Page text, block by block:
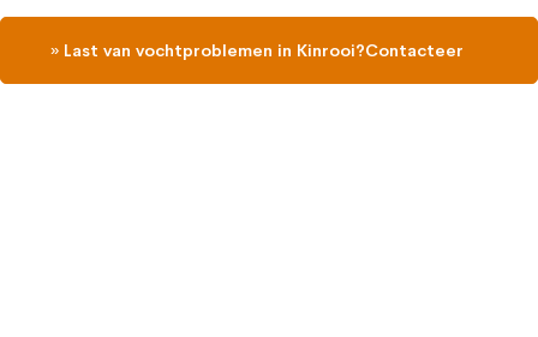
» Last van vochtproblemen in Kinrooi?Contacteer